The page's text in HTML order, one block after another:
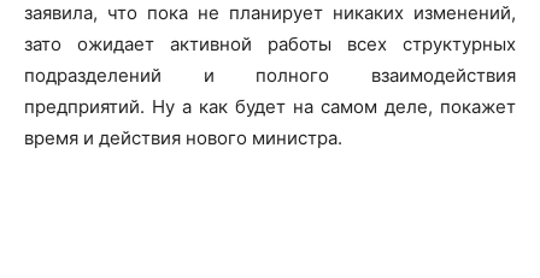
заявила, что пока не планирует никаких изменений,
зато ожидает активной работы всех структурных
подразделений и полного взаимодействия
предприятий. Ну а как будет на самом деле, покажет
время и действия нового министра.